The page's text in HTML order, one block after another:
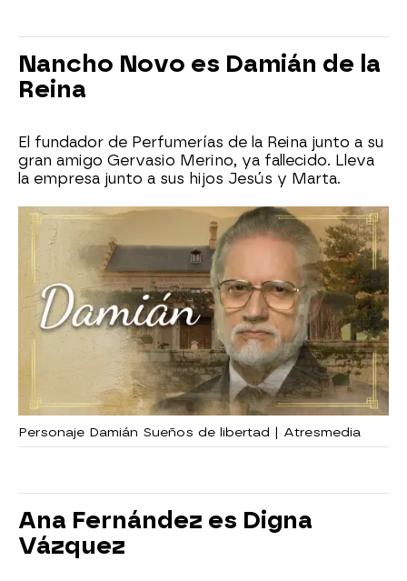
Nancho Novo es Damián de la
Reina
El fundador de Perfumerías de la Reina junto a su
gran amigo Gervasio Merino, ya fallecido. Lleva
la empresa junto a sus hijos Jesús y Marta.
Personaje Damián Sueños de libertad | Atresmedia
Ana Fernández es Digna
Vázquez